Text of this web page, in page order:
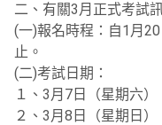
二、有關3月正式考試
(一)報名時程：自1月
止。
(二)考試日期：
１、3月7日（星期六
２、3月8日（星期日